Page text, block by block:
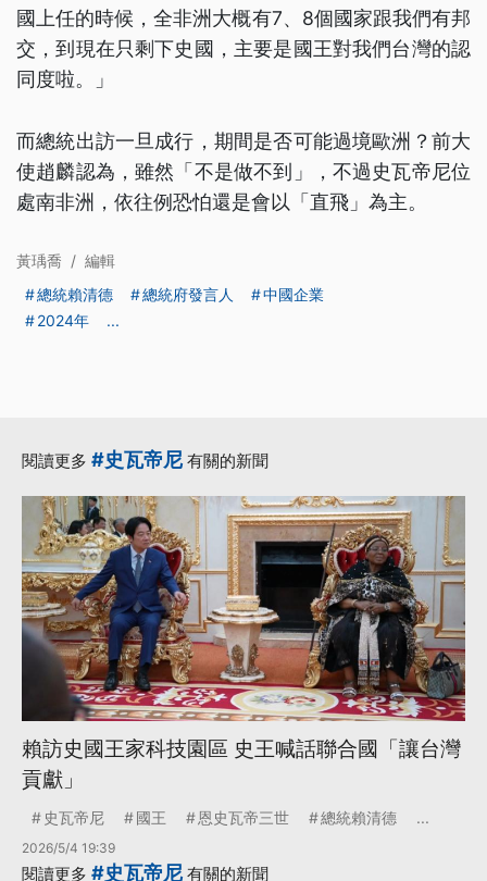
國上任的時候，全非洲大概有7、8個國家跟我們有邦
交，到現在只剩下史國，主要是國王對我們台灣的認
同度啦。」
而總統出訪一旦成行，期間是否可能過境歐洲？前大
使趙麟認為，雖然「不是做不到」，不過史瓦帝尼位
處南非洲，依往例恐怕還是會以「直飛」為主。
黃瑀喬 / 編輯
總統賴清德
總統府發言人
中國企業
2024年
...
閱讀更多 #史瓦帝尼有關的新聞
賴訪史國王家科技園區 史王喊話聯合國「讓台灣
貢獻」
史瓦帝尼 國王 恩史瓦帝三世 總統賴清德 ...
2026/5/4 19:39
閱讀更多 #史瓦帝尼有關的新聞